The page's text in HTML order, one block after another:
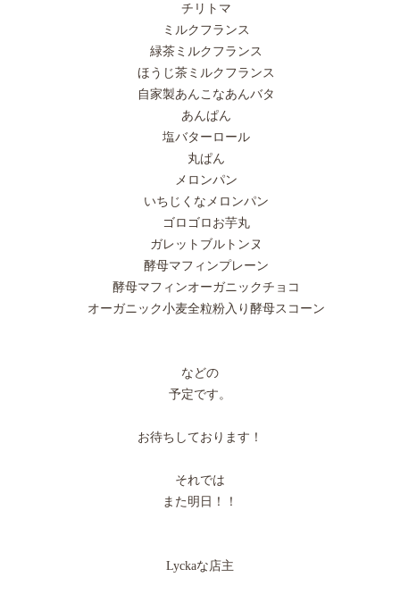
チリトマ
ミルクフランス
緑茶ミルクフランス
ほうじ茶ミルクフランス
自家製あんこなあんバタ
あんぱん
塩バターロール
丸ぱん
メロンパン
いちじくなメロンパン
ゴロゴロお芋丸
ガレットブルトンヌ
酵母マフィンプレーン
酵母マフィンオーガニックチョコ
オーガニック小麦全粒粉入り酵母スコーン
などの
予定です。
お待ちしております！
それでは
また明日！！
Lyckaな店主